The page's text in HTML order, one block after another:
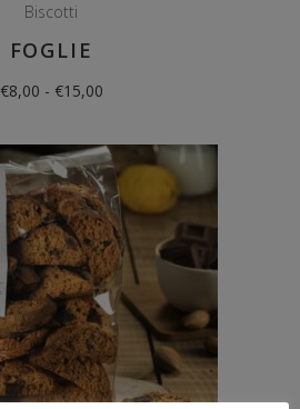
Biscotti
FOGLIE
€8,00 - €15,00Fascia
€8,00
a
€15,00